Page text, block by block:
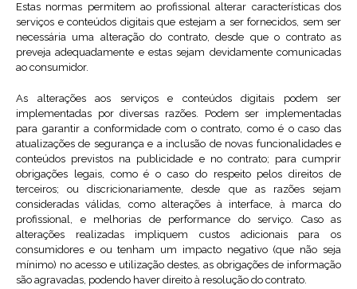
Estas normas permitem ao profissional alterar características dos
serviços e conteúdos digitais que estejam a ser fornecidos, sem ser
necessária uma alteração do contrato, desde que o contrato as
preveja adequadamente e estas sejam devidamente comunicadas
ao consumidor.
As alterações aos serviços e conteúdos digitais podem ser
implementadas por diversas razões. Podem ser implementadas
para garantir a conformidade com o contrato, como é o caso das
atualizações de segurança e a inclusão de novas funcionalidades e
conteúdos previstos na publicidade e no contrato; para cumprir
obrigações legais, como é o caso do respeito pelos direitos de
terceiros; ou discricionariamente, desde que as razões sejam
consideradas válidas, como alterações à interface, à marca do
profissional, e melhorias de performance do serviço. Caso as
alterações realizadas impliquem custos adicionais para os
consumidores e ou tenham um impacto negativo (que não seja
mínimo) no acesso e utilização destes, as obrigações de informação
são agravadas, podendo haver direito à resolução do contrato.